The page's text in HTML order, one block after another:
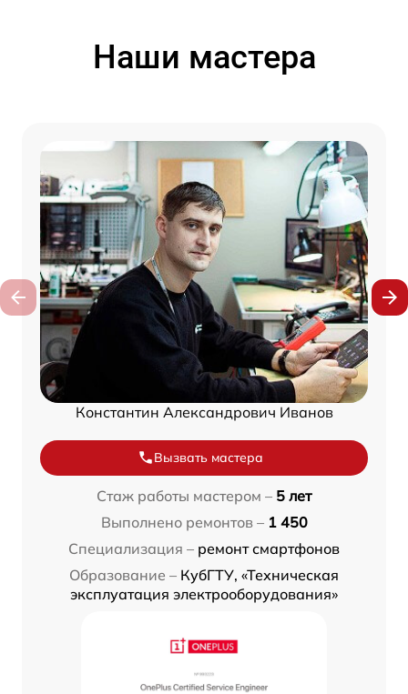
Наши мастера
Константин Александрович Иванов
Вызвать мастера
Стаж работы мастером – 5 лет
Выполнено ремонтов – 1 450
Специализация – ремонт смартфонов
Образование – КубГТУ, «Техническая
эксплуатация электрооборудования»